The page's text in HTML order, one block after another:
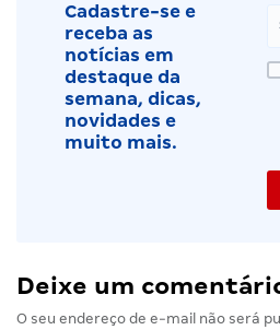
Cadastre-se e
receba as
notícias em
destaque da
semana, dicas,
novidades e
muito mais.
Deixe um
O seu endereço de e-mail não será